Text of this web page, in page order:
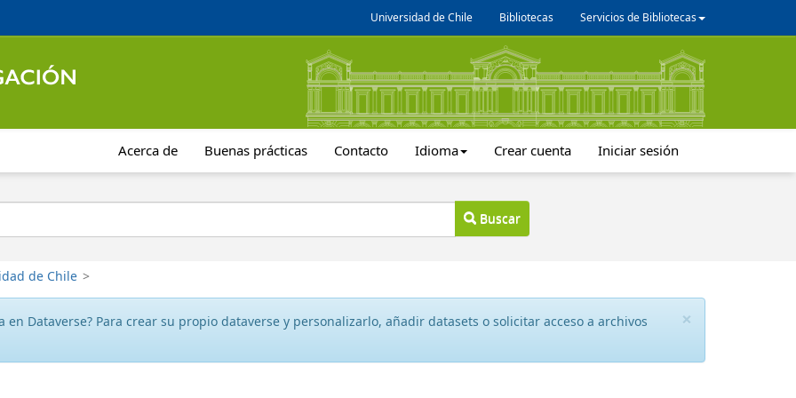
Universidad de Chile Bibliotecas Servicios de Bibliotecas
Acerca de Buenas prácticas Contacto Idioma Crear cuenta Iniciar sesión
Buscar
de Chile >
×
en Dataverse? Para crear su propio dataverse y personalizarlo, añadir datasets o solicitar acceso a archivos